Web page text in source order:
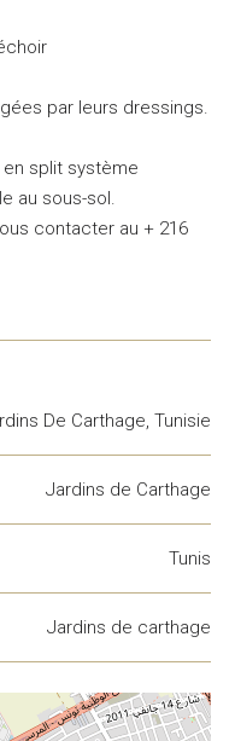
par leurs dressings.
split système
au sous-sol.
contacter au + 216
De Carthage, Tunisie
Jardins de Carthage
Tunis
Jardins de carthage